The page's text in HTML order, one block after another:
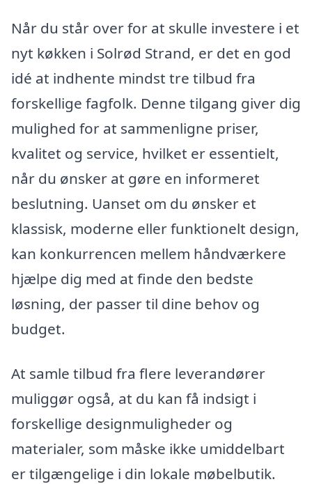
Når du står over for at skulle investere i et
nyt køkken i Solrød Strand, er det en god
idé at indhente mindst tre tilbud fra
forskellige fagfolk. Denne tilgang giver dig
mulighed for at sammenligne priser,
kvalitet og service, hvilket er essentielt,
når du ønsker at gøre en informeret
beslutning. Uanset om du ønsker et
klassisk, moderne eller funktionelt design,
kan konkurrencen mellem håndværkere
hjælpe dig med at finde den bedste
løsning, der passer til dine behov og
budget.
At samle tilbud fra flere leverandører
muliggør også, at du kan få indsigt i
forskellige designmuligheder og
materialer, som måske ikke umiddelbart
er tilgængelige i din lokale møbelbutik.